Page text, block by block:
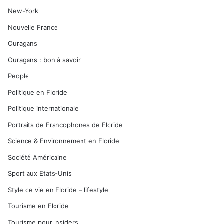
New-York
Nouvelle France
Ouragans
Ouragans : bon à savoir
People
Politique en Floride
Politique internationale
Portraits de Francophones de Floride
Science & Environnement en Floride
Société Américaine
Sport aux Etats-Unis
Style de vie en Floride – lifestyle
Tourisme en Floride
Tourisme pour Insiders